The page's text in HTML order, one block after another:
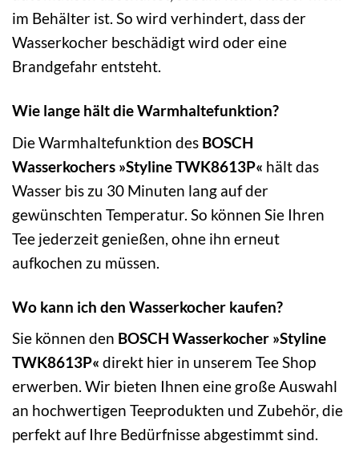
im Behälter ist. So wird verhindert, dass der
Wasserkocher beschädigt wird oder eine
Brandgefahr entsteht.
Wie lange hält die Warmhaltefunktion?
Die Warmhaltefunktion des BOSCH
Wasserkochers »Styline TWK8613P« hält das
Wasser bis zu 30 Minuten lang auf der
gewünschten Temperatur. So können Sie Ihren
Tee jederzeit genießen, ohne ihn erneut
aufkochen zu müssen.
Wo kann ich den Wasserkocher kaufen?
Sie können den BOSCH Wasserkocher »Styline
TWK8613P« direkt hier in unserem Tee Shop
erwerben. Wir bieten Ihnen eine große Auswahl
an hochwertigen Teeprodukten und Zubehör, die
perfekt auf Ihre Bedürfnisse abgestimmt sind.